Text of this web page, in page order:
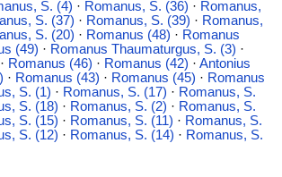
S. (4) · Romanus, S. (36) · Romanus,
S. (37) · Romanus, S. (39) · Romanus,
S. (20) · Romanus (48) · Romanus
(49) · Romanus Thaumaturgus, S. (3) ·
· Romanus (46) · Romanus (42) · Antonius
· Romanus (43) · Romanus (45) · Romanus
S. (1) · Romanus, S. (17) · Romanus, S.
S. (18) · Romanus, S. (2) · Romanus, S.
S. (15) · Romanus, S. (11) · Romanus, S.
S. (12) · Romanus, S. (14) · Romanus, S.